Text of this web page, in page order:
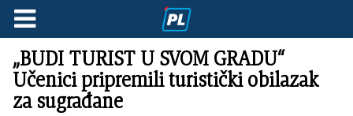
„BUDI TURIST U SVOM GRADU“
Učenici pripremili turistički obilazak
za sugrađane